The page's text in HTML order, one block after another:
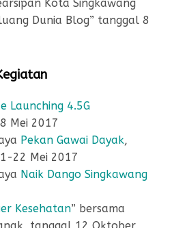
Kota Singkawang
Dunia Blog” tanggal 8
Launching 4.5G
Mei 2017
Pekan Gawai Dayak,
22 Mei 2017
Naik Dango Singkawang
Kesehatan” bersama